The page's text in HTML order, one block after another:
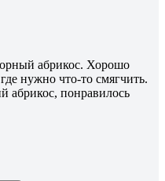
абрикос. Хорошо
нужно что-то смягчить.
абрикос, понравилось